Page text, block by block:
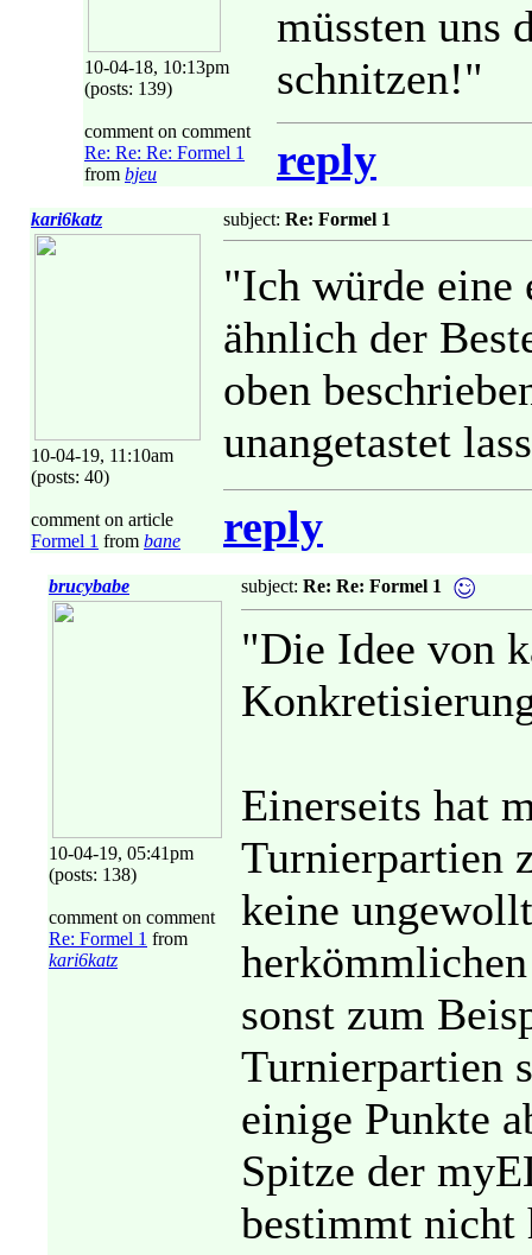
10-04-18, 10:13pm
(posts: 139)
comment on comment
Re: Re: Re: Formel 1
from bjeu
müssten uns
schnitzen!"
reply
kari6katz
10-04-19, 11:10am
(posts: 40)
comment on article
Formel 1 from bane
subject: Re: Formel 1
"Ich würde eine
ähnlich der
oben
unangetastet
reply
brucybabe
10-04-19, 05:41pm
(posts: 138)
comment on comment
Re: Formel 1 from
kari6katz
subject: Re: Re: Formel 1
"Die Idee von
Einerseits hat
Turnierpartien
keine
sonst zum
Turnierpartien
einige Punkte
Spitze der
bestimmt nicht